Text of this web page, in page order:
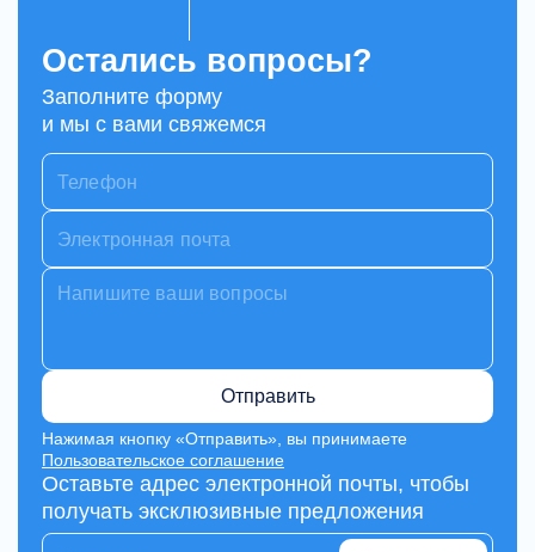
Остались вопросы?
Заполните форму
и мы с вами свяжемся
Отправить
Нажимая кнопку «Отправить», вы принимаете
Пользовательское соглашение
Оставьте адрес электронной почты, чтобы
получать эксклюзивные предложения